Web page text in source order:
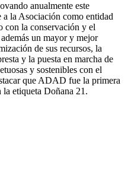
anualmente este
la Asociación como entidad
con la conservación y el
un mayor y mejor
de sus recursos, la
y la puesta en marcha de
y sostenibles con el
que ADAD fue la primera
la etiqueta Doñana 21.